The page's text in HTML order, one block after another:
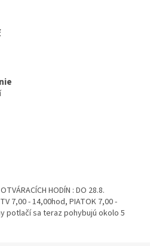
HODÍN : DO 28.8.
7,00 - 14,00hod, PIATOK 7,00 -
potlačí sa teraz pohybujú okolo 5